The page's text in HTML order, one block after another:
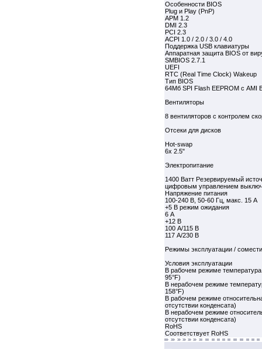
Особенности BIOS
Plug и Play (PnP)
APM 1.2
DMI 2.3
PCI 2.3
ACPI 1.0 / 2.0 / 3.0 / 4.0
Поддержка USB клавиатуры
Аппаратная защита BIOS от
SMBIOS 2.7.1
UEFI
RTC (Real Time Clock) Wakeup
Тип BIOS
64Мб SPI Flash EEPROM с AMI
Вентиляторы
8 вентиляторов с контролем
Отсеки для дисков
Hot-swap
6x 2.5"
Электропитание
1400 Ватт Резервируемый
цифровым управлением
Напряжение питания
100-240 В, 50-60 Гц, макс. 15 A
+5 В режим ожидания
6 A
+12 В
100 A/115 В
117 A/230 В
Режимы эксплуатации /
Условия эксплуатации
В рабочем режиме
95°F)
В нерабочем режиме
158°F)
В рабочем режиме
отсутствии конденсата)
В нерабочем режиме
отсутствии конденсата)
RoHS
Соответствует RoHS